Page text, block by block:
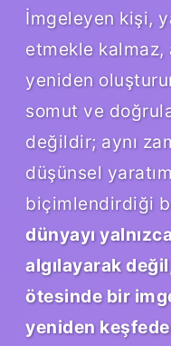
İmgeleyen kişi,
etmekle kalmaz,
yeniden
somut ve
değildir; aynı
düşünsel
biçimlendirdiği
dünyayı
algılayarak
ötesinde bir
yeniden